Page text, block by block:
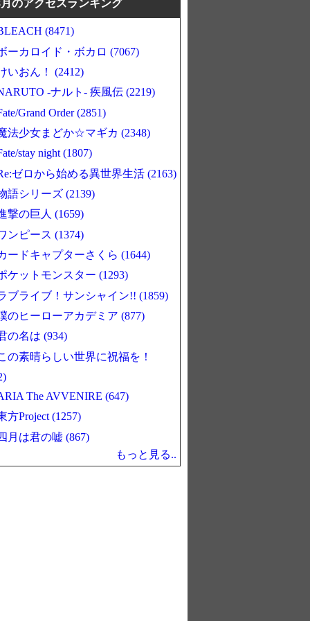
のアクセスランキング
(8471)
ーカロイド・ボカロ (7067)
いおん！ (2412)
-ナルト- 疾風伝 (2219)
Grand Order (2851)
法少女まどか☆マギカ (2348)
stay night (1807)
ゼロから始める異世界生活 (2163)
語シリーズ (2139)
撃の巨人 (1659)
ンピース (1374)
ードキャプターさくら (1644)
ケットモンスター (1293)
ブライブ！サンシャイン!! (1859)
のヒーローアカデミア (877)
の名は (934)
の素晴らしい世界に祝福を！
The AVVENIRE (647)
方Project (1257)
月は君の嘘 (867)
もっと見る..